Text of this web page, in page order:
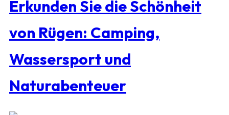
Erkunden Sie die Schönheit
von Rügen: Camping,
Wassersport und
Naturabenteuer